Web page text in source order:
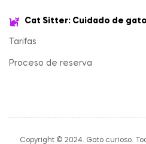
Cat Sitter: Cuidado de
Tarifas
Proceso de reserva
Copyright © 2024. Gato curioso.